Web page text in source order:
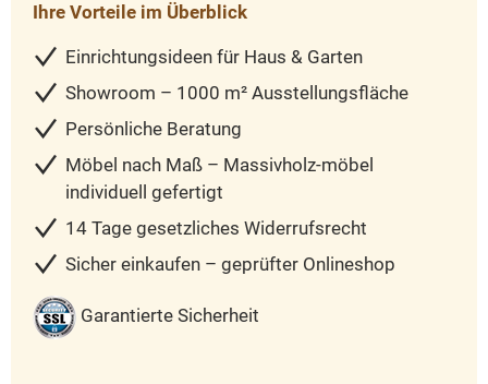
Ihre Vorteile im Überblick
Einrichtungsideen für Haus & Garten
Showroom – 1000 m² Ausstellungsfläche
Persönliche Beratung
Möbel nach Maß – Massivholz-möbel
individuell gefertigt
14 Tage gesetzliches Widerrufsrecht
Sicher einkaufen – geprüfter Onlineshop
Garantierte Sicherheit